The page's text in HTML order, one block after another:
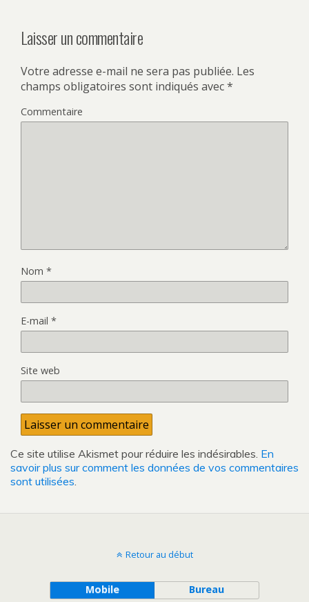
Laisser un commentaire
Votre adresse e-mail ne sera pas publiée. Les
champs obligatoires sont indiqués avec*
Commentaire
Nom *
E-mail *
Site web
Ce site utilise Akismet pour réduire les indésirables. En
savoir plus sur comment les données de vos commentaires
sont utilisées.
Retour au début
Mobile Bureau